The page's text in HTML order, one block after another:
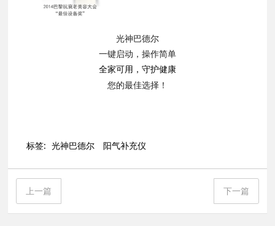
光神巴德尔
一键启动，操作简单
全家可用，守护健康
您的最佳选择！
标签: 光神巴德尔 阳气补充仪
上一篇 下一篇